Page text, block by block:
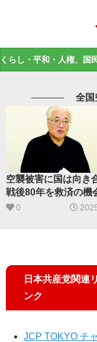
くらし・平和・人権、国
全国
空襲被害に国は向き
戦後80年を救済の機
0
日本共産党関連リ
ンク
JCP TOKYO チャ